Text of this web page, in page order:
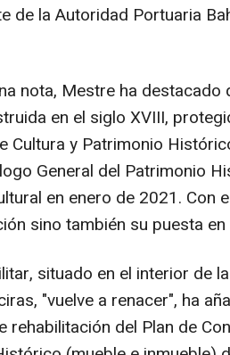
de la Autoridad Portuaria
nota, Mestre ha destacado
en el siglo XVIII,
Cultura y Patrimonio
General del Patrimonio
en enero de 2021. Con
sino también su puesta en
situado en el interior de
"vuelve a renacer", ha
del Plan de